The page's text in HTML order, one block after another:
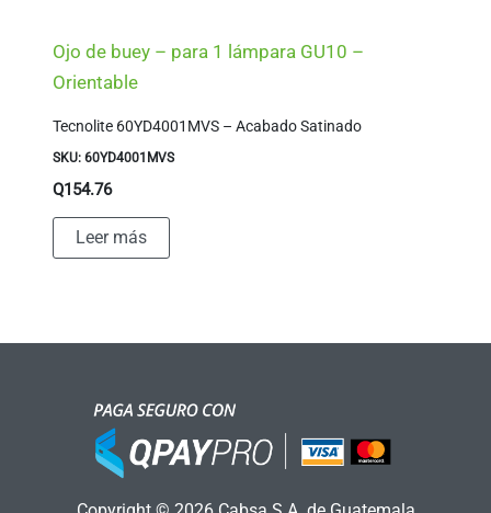
Ojo de buey – para 1 lámpara GU10 –
Orientable
Tecnolite 60YD4001MVS – Acabado Satinado
SKU: 60YD4001MVS
Q154.76
Leer más